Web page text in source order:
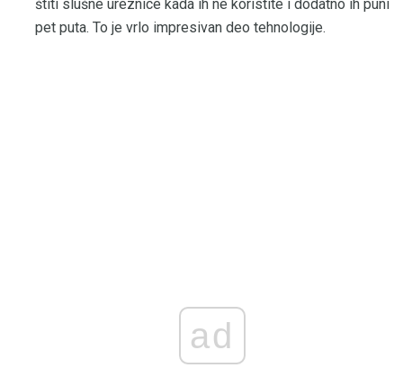
štiti slušne ureznice kada ih ne koristite i dodatno ih puni
pet puta. To je vrlo impresivan deo tehnologije.
ad